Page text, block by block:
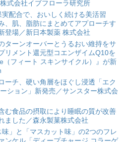
式会社イブフローラ研究所
配合で、おいしく続ける美活習
、肌、脂肪にまとめてアプローチす
登場／新日本製薬 株式会社
ターンオーバーとうるおい維持をサ
リメント還元型コエンザイムQ10を
（フィート スキンサイクル）』が新
ーチ、硬い角層をほぐし浸透「エク
ション」新発売／サンスター株式会
む食品の摂取により睡眠の質が改善
ました／森永製菓株式会社
」と「マスカット味」の2つのフレ
ンケル「ディープチャージ コラーゲ